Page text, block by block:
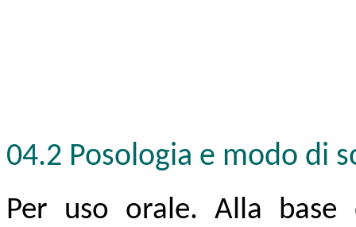
04.2 Posologia e modo di
Per uso orale. Alla